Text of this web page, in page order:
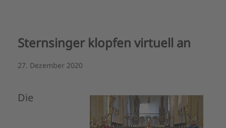
Sternsinger klopfen virtuell an
27. Dezember 2020
Die